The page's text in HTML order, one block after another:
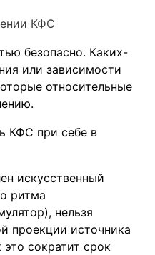
КФС
безопасно. Каких-
или зависимости
относительные
КФС при себе в
искусственный
ритма
нельзя
проекции источника
это сократит срок